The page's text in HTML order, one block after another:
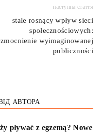
наступна стаття
stale rosnący wpływ sieci
społecznościowych:
wyimaginowanej
publiczności
АВТОРА
pływać z egzemą? Nowe